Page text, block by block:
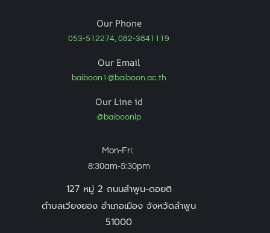
Our Phone
053-512274, 082-3841119
Our Email
baiboon1@baiboon.ac.th
Our Line id
@baiboonlp
Mon-Fri:
8:30am-5:30pm
127 หมู่ 2 ถนนลำพูน-ดอยติ
ตำบลเวียงยอง อำเภอเมือง จังหวัดลำพูน
51000